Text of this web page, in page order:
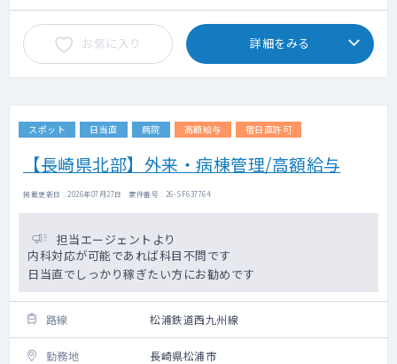
お気に入り 詳細をみる
スポット 日当直 病院 高額給与 宿日直許可
【長崎県北部】外来・病棟管理/高額給与
掲載更新日 : 2026年07月27日 案件番号 : 26-SF637764
担当エージェントより
内科対応が可能であれば科目不問です
日当直でしっかり稼ぎたい方にお勧めです
路線 松浦鉄道西九州線
勤務地 長崎県松浦市